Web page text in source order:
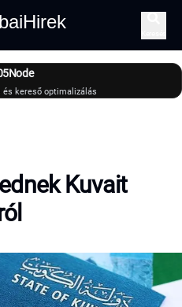
és kereső optimalizálás
Kuvait